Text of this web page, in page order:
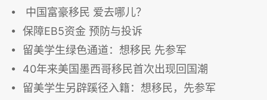
中国富豪移民 爱去哪儿？
保障EB5资金 预防与投诉
留美学生绿色通道：想移民 先参军
40年来美国墨西哥移民首次出现回国潮
留美学生另辟蹊径入籍：想移民，先参军